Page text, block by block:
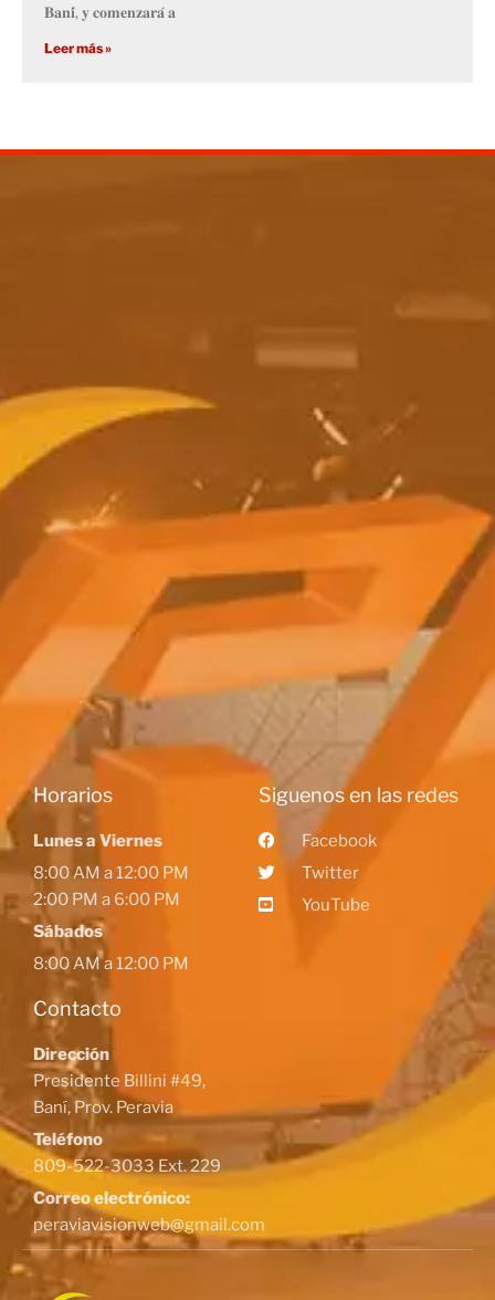
𝐁𝐚𝐧𝐢́, 𝐲 𝐜𝐨𝐦𝐞𝐧𝐳𝐚𝐫𝐚́ 𝐚
Leer más »
Horarios
Lunes a Viernes
8:00 AM a 12:00 PM
2:00 PM a 6:00 PM
Sábados
8:00 AM a 12:00 PM
Contacto
Dirección
Presidente Billini #49,
Baní, Prov. Peravia
Teléfono
809-522-3033 Ext. 229
Correo electrónico:
peraviavisionweb@gmail.com
Siguenos en las redes
Facebook
Twitter
YouTube